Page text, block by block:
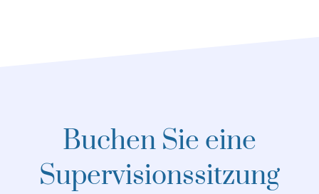
Buchen Sie eine
Supervisionssitzung